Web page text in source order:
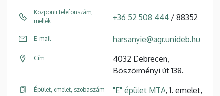
Központi telefonszám,
mellék
+36 52 508 444 / 88352
E-mail harsanyie@agr.unideb.hu
Cím
4032 Debrecen,
Böszörményi út 138.
Épület, emelet, szobaszám "E" épület MTA, 1. emelet,